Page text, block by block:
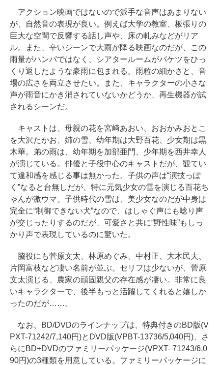
アクション映画ではないので派手な音声はあまりない
が、自然音の表現が良い。例えば大学の教室、板張りの
巨大な空間で反響する話し声や、床の軋みなどがリア
ル。また、辛いシーンで大雨が降る映画なのだが、この
雨量がハンパではなく、シアタールームがバケツをひっ
くり返したような豪雨に包まれる。雨粒の細かさと、音
場の広さを両立させたい。また、キャラクターの小さな
声が雨音にかき消されていないかどうか、再生機器が試
されるシーンだ。
キャストは、母親の花を宮﨑あおい、おおかみおとこ
を大沢たかお、姉の雪、幼年期は大野百花、少女期は黒
木華。弟の雨は、幼年期を加部亜門、少年期を西井幸人
が演じている。俳優と子役中心のキャストだが、観てい
て違和感を感じる事は無かった。子供の声は“演技っぽ
く”なると台無しだが、特に元気少女の雪を演じる百花ち
ゃんが激ウマ。子供時代の雪は、美少女なのだが中身は
完全に“制御できない犬”なので、はしゃぐ声にも唸り声
が交じったりするのだが、可愛さと共に“野性味”もしっ
かり声で表現しているのに驚いた。
脇役にも菅原文太、林原めぐみ、中村正、大木民夫、
片岡富枝など凄い名前が並ぶ。セリフは少ないが、菅原
文太演じる、農家の頑固親父の存在感が凄い。非常に良
いキャラクターで、後半もっと活躍してくれると嬉しか
ったのだが……。
なお、BD/DVDのラインナップは、特典付きのBD版(V
PXT-71242/7,140円)とDVD版(VPBT-13736/5,040円)、さ
らにBD+DVDのファミリーパッケージ(VPXT- 71243/6,0
90円)の3種類を用意している。ファミリーパッケージに